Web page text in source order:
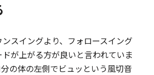
スイングより、フォロースイング
が上がる方が良いと言われていま
の体の左側でビュッという風切音